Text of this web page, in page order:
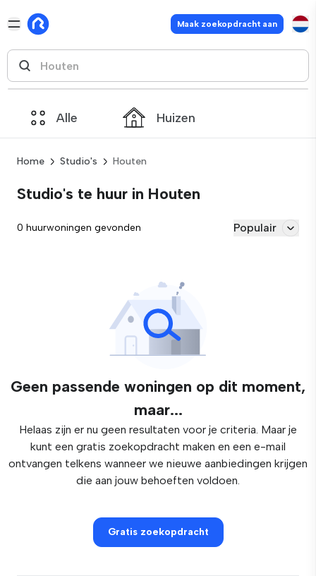
Maak zoekopdracht aan
Alle Huizen
Home Studio's Houten
Studio's te huur in Houten
0 huurwoningen gevonden Populair
Geen passende woningen op dit moment,
maar...
Helaas zijn er nu geen resultaten voor je criteria. Maar je
kunt een gratis zoekopdracht maken en een e-mail
ontvangen telkens wanneer we nieuwe aanbiedingen krijgen
die aan jouw behoeften voldoen.
Gratis zoekopdracht